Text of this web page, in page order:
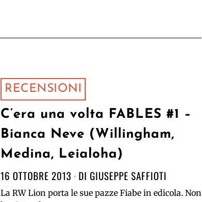
RECENSIONI
C’era una volta FABLES #1 –
Bianca Neve (Willingham,
Medina, Leialoha)
16 OTTOBRE 2013 DI GIUSEPPE SAFFIOTI
La RW Lion porta le sue pazze Fiabe in edicola. Non